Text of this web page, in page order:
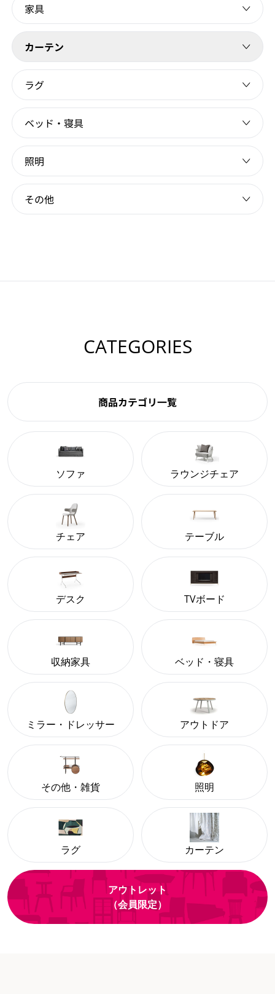
家具
カーテン
ラグ
ベッド・寝具
照明
その他
CATEGORIES
商品カテゴリ一覧
ソファ ラウンジチェア
チェア テーブル
デスク TVボード
収納家具 ベッド・寝具
ミラー・ドレッサー アウトドア
その他・雑貨 照明
ラグ カーテン
アウトレット
（会員限定）